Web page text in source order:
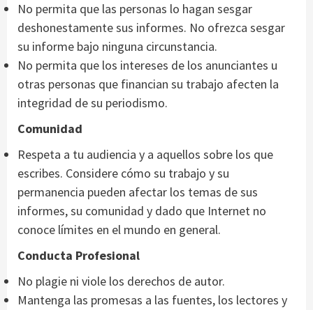
No permita que las personas lo hagan sesgar
deshonestamente sus informes. No ofrezca sesgar
su informe bajo ninguna circunstancia.
No permita que los intereses de los anunciantes u
otras personas que financian su trabajo afecten la
integridad de su periodismo.
Comunidad
Respeta a tu audiencia y a aquellos sobre los que
escribes. Considere cómo su trabajo y su
permanencia pueden afectar los temas de sus
informes, su comunidad y dado que Internet no
conoce límites en el mundo en general.
Conducta Profesional
No plagie ni viole los derechos de autor.
Mantenga las promesas a las fuentes, los lectores y